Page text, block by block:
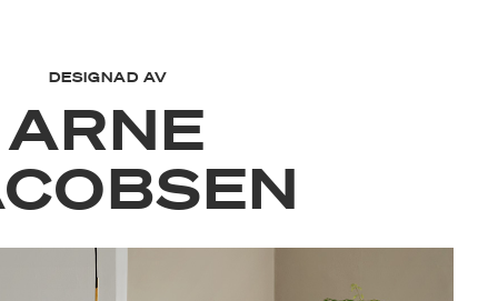
DESIGNAD AV
ARNE